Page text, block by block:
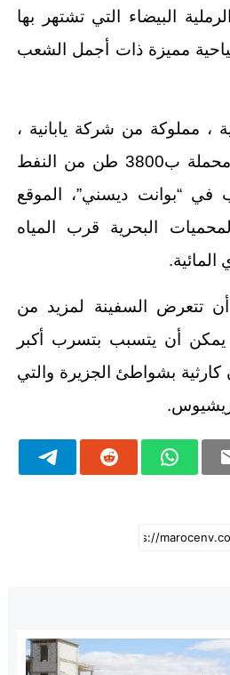
البيضاء التي تشتهر بها
مميزة ذات أجمل الشعب
، مملوكة من شركة يابانية ،
ترفع علم بنما، كانت محملة ب3800 طن من النفط
“بوانت ديسني”، الموقع
البحرية قرب المياه
المائية.
تتعرض السفينة لمزيد من
يمكن أن يتسبب بتسرب أكبر
بشواطئ الجزيرة والتي